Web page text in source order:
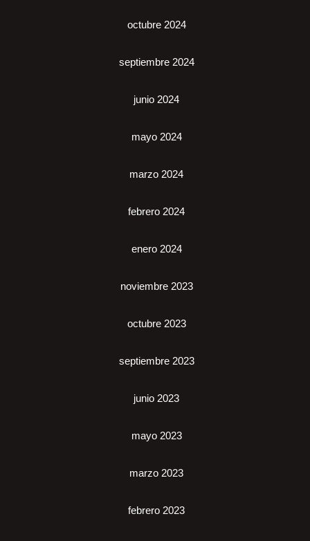
octubre 2024
septiembre 2024
junio 2024
mayo 2024
marzo 2024
febrero 2024
enero 2024
noviembre 2023
octubre 2023
septiembre 2023
junio 2023
mayo 2023
marzo 2023
febrero 2023